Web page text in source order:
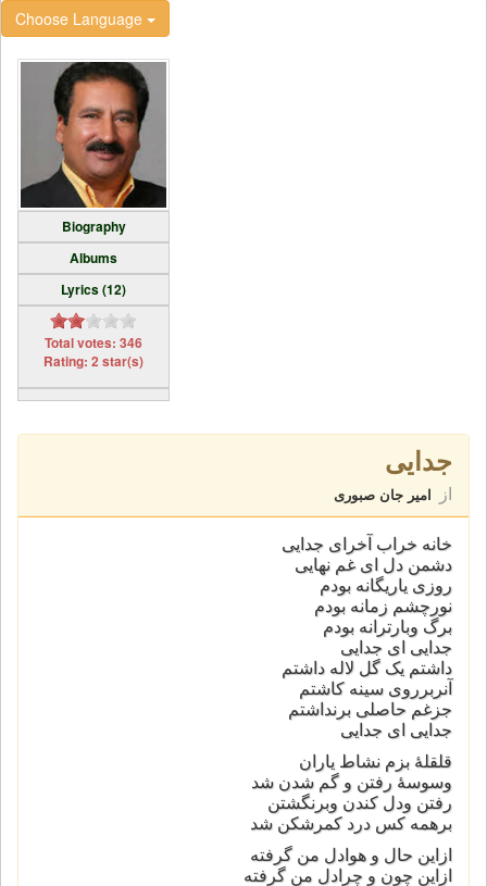
Choose Language
Biography
Albums
Lyrics (12)
Total votes: 346
Rating: 2 star(s)
جدایی
از امیر جان صبوری
خانه خراب آخرای جدایی
دشمن دل ای غم نهایی
روزی یاریگانه بودم
نورچشم زمانه بودم
برگ وبارترانه بودم
جدایی ای جدایی
داشتم یک گل لاله داشتم
آنربرروی سینه کاشتم
جزغم حاصلی برنداشتم
جدایی ای جدایی
قلقلهٔ بزم نشاط یاران
وسوسهٔ رفتن و گم شدن شد
رفتن ودل کندن وبرنگشتن
برهمه کس درد کمرشکن شد
ازاین حال و هوادل من گرفته
ازاین چون و چرادل من گرفته